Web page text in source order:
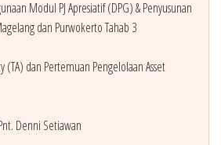
Modul PJ Apresiatif (DPG) & Penyusunan
dan Purwokerto Tahab 3
(TA) dan Pertemuan Pengelolaan Asset
Denni Setiawan